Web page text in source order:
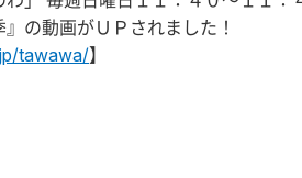
の動画がＵＰされました！
tawawa/】